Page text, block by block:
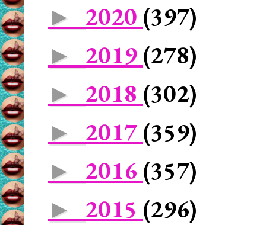
► 2020 (397)
► 2019 (278)
► 2018 (302)
► 2017 (359)
► 2016 (357)
► 2015 (296)